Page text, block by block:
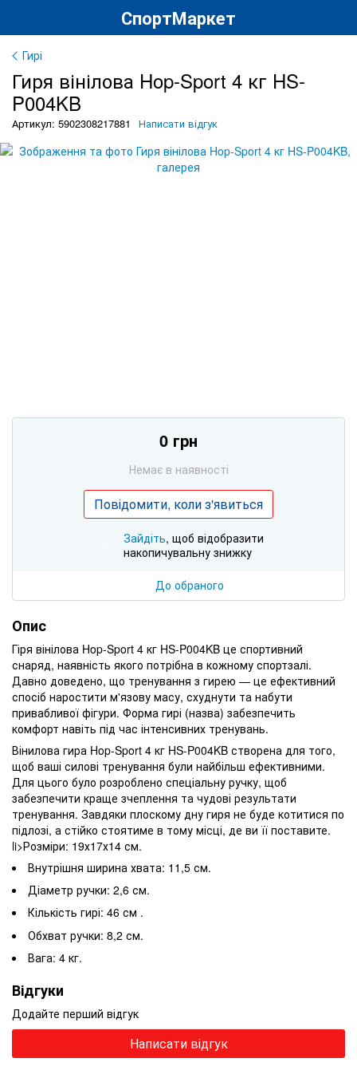
СпортМаркет
Гирі
Гиря вінілова Hop-Sport 4 кг HS-
P004KB
Артикул: 5902308217881 Написати відгук
0 грн
Немає в наявності
Повідомити, коли з'явиться
Зайдіть, щоб відобразити
накопичувальну знижку
До обраного
Опис
Гіря вінілова Hop-Sport 4 кг HS-P004KB це спортивний
снаряд, наявність якого потрібна в кожному спортзалі.
Давно доведено, що тренування з гирею — це ефективний
спосіб наростити м'язову масу, схуднути та набути
привабливої фігури. Форма гирі (назва) забезпечить
комфорт навіть під час інтенсивних тренувань.
Вінилова гира Hop-Sport 4 кг HS-P004KB створена для того,
щоб ваші силові тренування були найбільш ефективними.
Для цього було розроблено спеціальну ручку, щоб
забезпечити краще зчеплення та чудові результати
тренування. Завдяки плоскому дну гиря не буде котитися по
підлозі, а стійко стоятиме в тому місці, де ви її поставите.
li>Розміри: 19х17х14 см.
Внутрішня ширина хвата: 11,5 см.
Діаметр ручки: 2,6 см.
Кількість гирі: 46 см .
Обхват ручки: 8,2 см.
Вага: 4 кг.
Відгуки
Додайте перший відгук
Написати відгук